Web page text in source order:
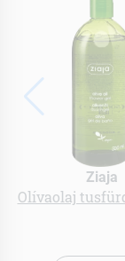
Ziaja
Olívaolaj